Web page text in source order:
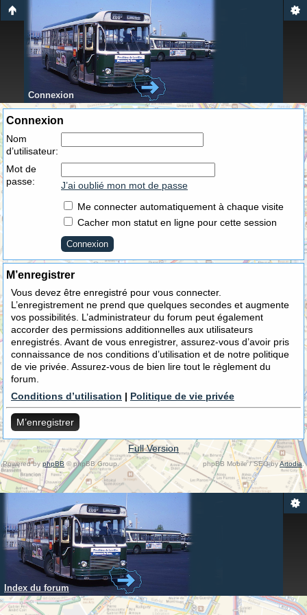
Connexion
Connexion
Nom
d’utilisateur:
Mot de
passe:
J’ai oublié mon mot de passe
Me connecter automatiquement à chaque visite
Cacher mon statut en ligne pour cette session
M’enregistrer
Vous devez être enregistré pour vous connecter.
L’enregistrement ne prend que quelques secondes et augmente
vos possibilités. L’administrateur du forum peut également
accorder des permissions additionnelles aux utilisateurs
enregistrés. Avant de vous enregistrer, assurez-vous d’avoir pris
connaissance de nos conditions d’utilisation et de notre politique
de vie privée. Assurez-vous de bien lire tout le règlement du
forum.
Conditions d’utilisation | Politique de vie privée
M’enregistrer
Full Version
Powered byphpBB © phpBB Group. phpBB Mobile / SEO byArtodia .
Index du forum